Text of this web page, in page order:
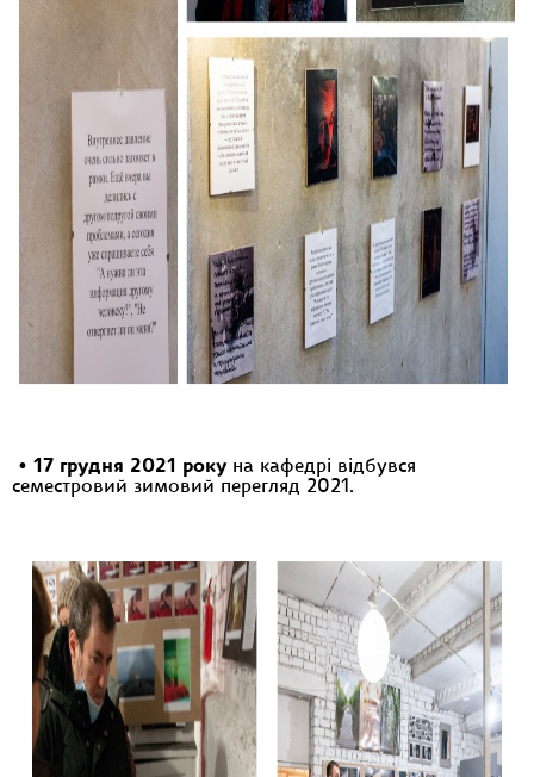
• 17 грудня 2021 рокуна кафедрі відбувся
семестровий зимовий перегляд 2021.